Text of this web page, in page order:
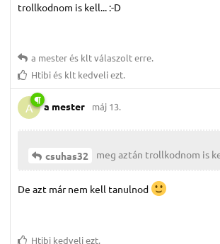
trollkodnom is kell... :-D
a mesterés kltválaszolt erre.
Htibiés klt kedveli ezt.
A a mester máj 13.
csuhas32 meg aztán trollkodnom is
De azt már nem kell tanulnod
Htibi kedveli ezt.